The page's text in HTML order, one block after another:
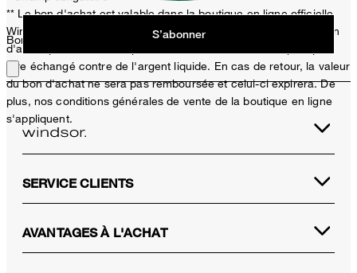
** Le bon d'achat est valable dans la boutique en ligne officielle
Windsor et uniquement pour les articles non soldés. Un seul bon
d'achat peut être utilisé par achat. Ce bon d'achat ne peut pas
être échangé contre de l'argent liquide. En cas de retour, la valeur
du bon d'achat ne sera pas remboursée et celui-ci expirera. De
plus, nos conditions générales de vente de la boutique en ligne
s'appliquent.
Bon choix ! S’abonner
SERVICE CLIENTS
AVANTAGES À L'ACHAT